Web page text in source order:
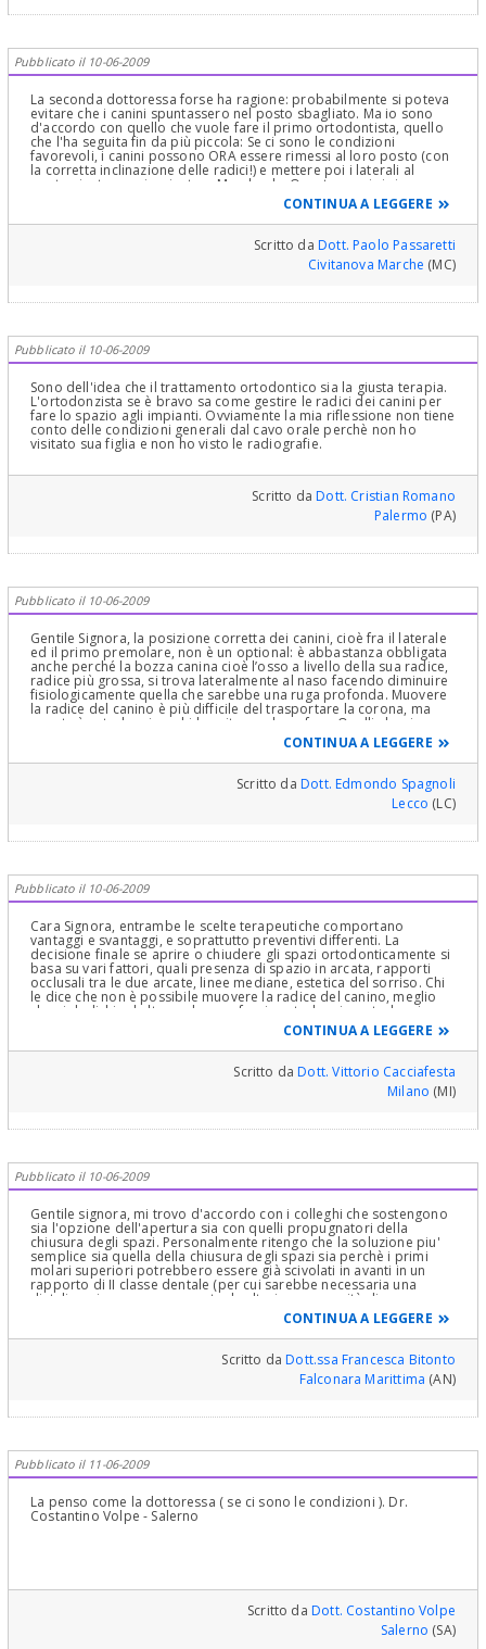
Pubblicato il 10-06-2009
La seconda dottoressa forse ha ragione: probabilmente si poteva
evitare che i canini spuntassero nel posto sbagliato. Ma io sono
d'accordo con quello che vuole fare il primo ortodontista, quello
che l'ha seguita fin da più piccola: Se ci sono le condizioni
favorevoli, i canini possono ORA essere rimessi al loro posto (con
la corretta inclinazione delle radici!) e mettere poi i laterali al
posto giusto, con impianto o Maryland... Questo, se ci si riesce
davvero, per me è molto meglio... Da tutti i possibili punti di vista,
estetico, funzionale, masticatorio, gnatologico etc..CONTINUA A LEGGERE
Scritto daDott. Paolo Passaretti
Civitanova Marche (MC)
Pubblicato il 10-06-2009
Sono dell'idea che il trattamento ortodontico sia la giusta terapia.
L'ortodonzista se è bravo sa come gestire le radici dei canini per
fare lo spazio agli impianti. Ovviamente la mia riflessione non tiene
conto delle condizioni generali dal cavo orale perchè non ho
visitato sua figlia e non ho visto le radiografie.
Scritto daDott. Cristian Romano
Palermo (PA)
Pubblicato il 10-06-2009
Gentile Signora, la posizione corretta dei canini, cioè fra il laterale
ed il primo premolare, non è un optional: è abbastanza obbligata
anche perché la bozza canina cioè l’osso a livello della sua radice,
radice più grossa, si trova lateralmente al naso facendo diminuire
fisiologicamente quella che sarebbe una ruga profonda. Muovere
la radice del canino è più difficile del trasportare la corona, ma
questa è ortodonzia e chi la evita non la sa fare. Quelli che si
accontentano di usare apparecchi mobili, come gli abusivi, non
possono raddrizzare le radici, cioè dare il torque, e non sono
ortodontisti. Quindi- se c’è spazio portare il canino al suo posto e
poi fare impianti per i laterali. La logica, poi, come vedete è un
altro discorso ed è giusto quello che a voi genitori sembrava
illogico. Il discorso che a voi sembrava migliore comporta inoltre
CONTINUA A LEGGERE
Scritto daDott. Edmondo Spagnoli
Lecco (LC)
Pubblicato il 10-06-2009
Cara Signora, entrambe le scelte terapeutiche comportano
vantaggi e svantaggi, e soprattutto preventivi differenti. La
decisione finale se aprire o chiudere gli spazi ortodonticamente si
basa su vari fattori, quali presenza di spazio in arcata, rapporti
occlusali tra le due arcate, linee mediane, estetica del sorriso. Chi
le dice che non è possibile muovere la radice del canino, meglio
che si dedichi ad altro e che non faccia ortodonzia. ortodonzia
vuol dire muovere non solo corone, ma anche denti! In bocca al
CONTINUA A LEGGERE
Scritto daDott. Vittorio Cacciafesta
Milano (MI)
Pubblicato il 10-06-2009
Gentile signora, mi trovo d'accordo con i colleghi che sostengono
sia l'opzione dell'apertura sia con quelli propugnatori della
chiusura degli spazi. Personalmente ritengo che la soluzione piu'
semplice sia quella della chiusura degli spazi sia perchè i primi
molari superiori potrebbero essere già scivolati in avanti in un
rapporto di II classe dentale (per cui sarebbe necessaria una
distalizzazione per una eventuale ulteriore necessità di recupero
di spazio...dubito infatti che i canini essendo già migrati in zona
incisiva possano essere distalizzati ritrovando un coretto
rapporto di prima classe!!), sia perchè codesta soluzione
rappresenta la più rapida conservativa e predicibile tra le tante. Il
trattamento dovrà prevedere lo scivolamento dei canini in "zona
2" e i primi premolari al posto dei canini con la conseguente
(perdita gengiva aderente alterazione dello smile arch) che, tra le
altre cose, potrebbe essere finalizzata solo in età più matura. Se è
vero che sua figlia è da quando ha 8 anni che frequenta i dentisti,
spero che vorrà risparmiarle un percorso così lungo! P.S.
l'agenesia del II molare non è significativa. L'occlusione è
funzionale già solo da sesto a sesto!
CONTINUA A LEGGERE
Scritto daDott.ssa Francesca Bitonto
Falconara Marittima (AN)
Pubblicato il 11-06-2009
La penso come la dottoressa ( se ci sono le condizioni ). Dr.
Costantino Volpe - Salerno
Scritto daDott. Costantino Volpe
Salerno (SA)